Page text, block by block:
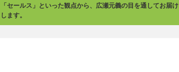
「セールス」といった観点から、広瀬元義の目を通してお届け
します。